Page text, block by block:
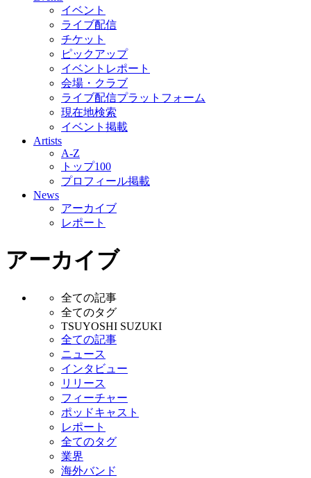
イベント
ライブ配信
チケット
ピックアップ
イベントレポート
会場・クラブ
ライブ配信プラットフォーム
現在地検索
イベント掲載
Artists
A-Z
トップ100
プロフィール掲載
News
アーカイブ
レポート
アーカイブ
全ての記事
全てのタグ
TSUYOSHI SUZUKI
全ての記事
ニュース
インタビュー
リリース
フィーチャー
ポッドキャスト
レポート
全てのタグ
業界
海外バンド